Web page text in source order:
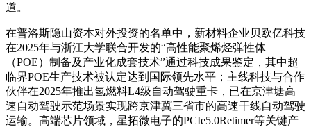
道。
在普洛斯隐山资本对外投资的名单中，新材料企业贝欧亿科技
在2025年与浙江大学联合开发的“高性能聚烯烃弹性体
（POE）制备及产业化成套技术”通过科技成果鉴定，其中超
临界POE生产技术被认定达到国际领先水平；主线科技与合作
伙伴在2025年推出氢燃料L4级自动驾驶重卡，已在京津塘高
速自动驾驶示范场景实现跨京津冀三省市的高速干线自动驾驶
运输。高端芯片领域，星拓微电子的PCIe5.0Retimer等关键产